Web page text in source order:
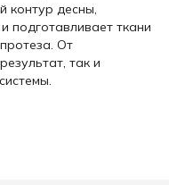
контур десны,
подготавливает ткани
От
так и